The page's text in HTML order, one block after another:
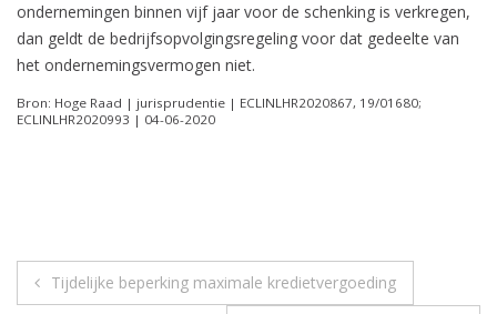
ondernemingen binnen vijf jaar voor de schenking is verkregen,
dan geldt de bedrijfsopvolgingsregeling voor dat gedeelte van
het ondernemingsvermogen niet.
Bron: Hoge Raad | jurisprudentie | ECLINLHR2020867, 19/01680;
ECLINLHR2020993 | 04-06-2020
Berichtnavigatie
Tijdelijke beperking maximale kredietvergoeding